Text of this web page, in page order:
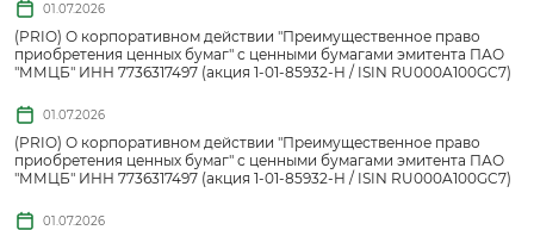
01.07.2026
(PRIO) О корпоративном действии "Преимущественное право
приобретения ценных бумаг" с ценными бумагами эмитента ПАО
"ММЦБ" ИНН 7736317497 (акция 1-01-85932-H / ISIN RU000A100GC7)
01.07.2026
(PRIO) О корпоративном действии "Преимущественное право
приобретения ценных бумаг" с ценными бумагами эмитента ПАО
"ММЦБ" ИНН 7736317497 (акция 1-01-85932-H / ISIN RU000A100GC7)
01.07.2026